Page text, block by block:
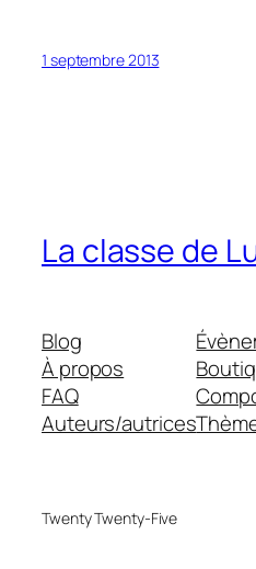
1 septembre 2013
La classe de
Blog
À propos
FAQ
Auteurs/autrices
Twenty Twenty-Five